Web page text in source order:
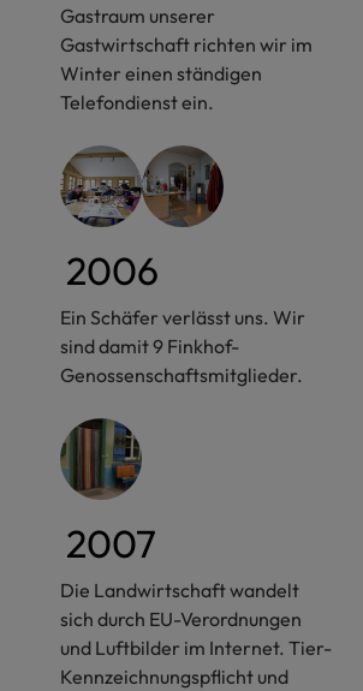
Gastraum unserer
Gastwirtschaft richten wir im
Winter einen ständigen
Telefondienst ein.
2006
Ein Schäfer verlässt uns. Wir
sind damit 9 Finkhof-
Genossenschaftsmitglieder.
2007
Die Landwirtschaft wandelt
sich durch EU-Verordnungen
und Luftbilder im Internet. Tier-
Kennzeichnungspflicht und